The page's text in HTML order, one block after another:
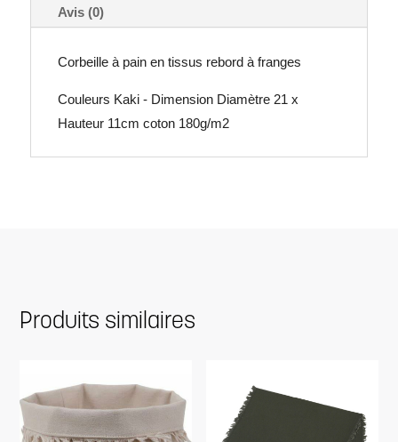
Avis (0)
Corbeille à pain en tissus rebord à franges
Couleurs Kaki - Dimension Diamètre 21 x
Hauteur 11cm coton 180g/m2
Produits similaires